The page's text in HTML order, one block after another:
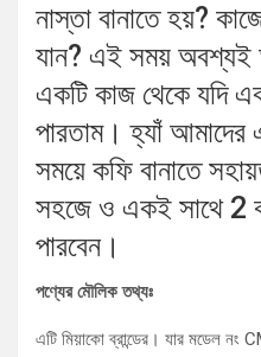
নাস্তা বানাতে হয়?
যান? এই সময় অবশ্যই
একটি কাজ থেকে যদি
পারতাম। হ্যাঁ
সময়ে কফি বানাতে
সহজে ও একই সাথে 2
পারবেন।
পণ্যের মৌলিক তথ্যঃ
এটি মিয়াকো ব্রান্ডের। যার মডেল